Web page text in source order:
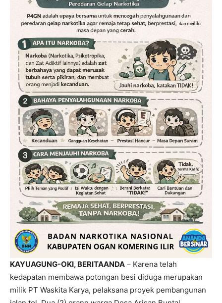
KAYUAGUNG-OKI, BERITAANDA – Karena telah
kedapatan membawa potongan besi diduga merupakan
milik PT Waskita Karya, pelaksana proyek pembangunan